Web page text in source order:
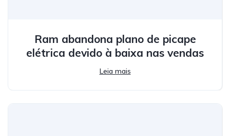
Ram abandona plano de picape
elétrica devido à baixa nas vendas
Leia mais